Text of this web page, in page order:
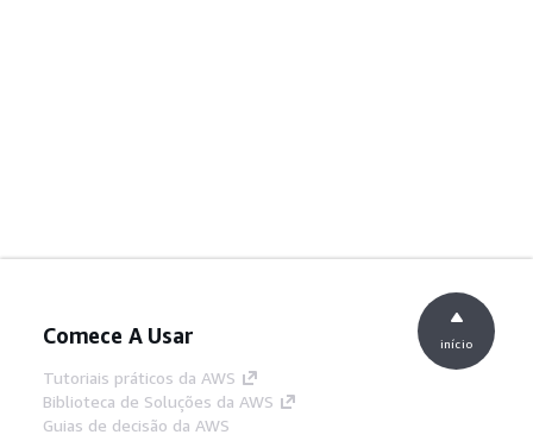
Comece A Usar
Tutoriais práticos da AWS
Biblioteca de Soluções da AWS
Guias de decisão da AWS
início